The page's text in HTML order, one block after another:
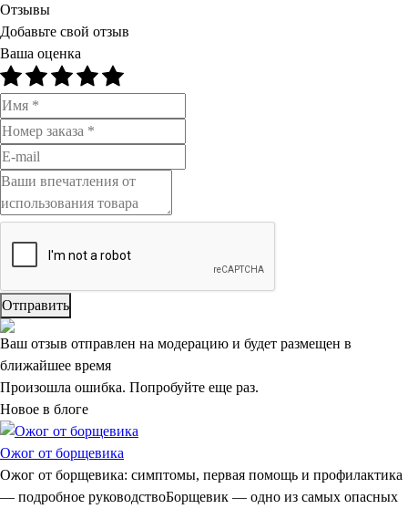
Отзывы
Добавьте свой отзыв
Ваша оценка
Отправить
Ваш отзыв отправлен на модерацию и будет размещен в
ближайшее время
Произошла ошибка. Попробуйте еще раз.
Новое в блоге
Ожог от борщевика
Ожог от борщевика: симптомы, первая помощь и профилактика
— подробное руководствоБорщевик — одно из самых опасных